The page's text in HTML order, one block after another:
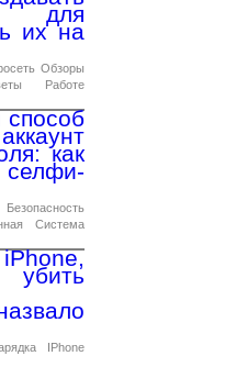
для
их на
Обзоры
Работе
как
Безопасность
Система
IPhone